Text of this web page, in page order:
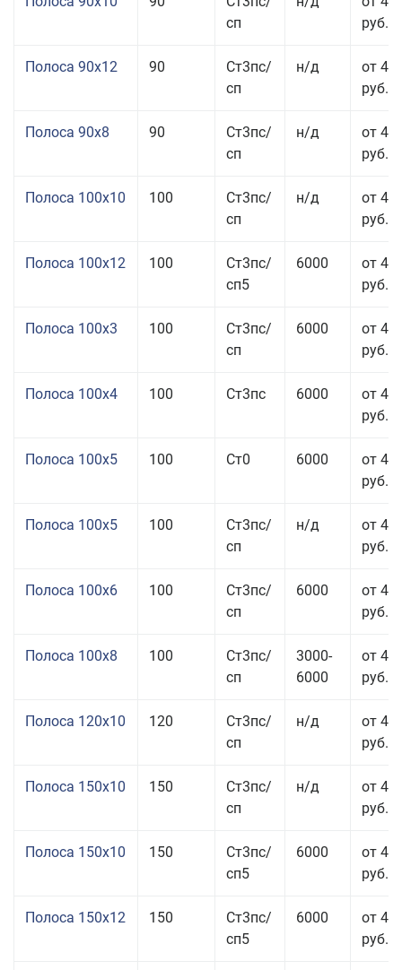
сп
руб.
Полоса 90x12 90
Ст3пс/
сп
н/д
от 42
руб.
Полоса 90x8 90
Ст3пс/
сп
н/д
от 42
руб.
Полоса 100x10 100
Ст3пс/
сп
н/д
от 41
руб.
Полоса 100x12 100
Ст3пс/
сп5
6000
от 45
руб.
Полоса 100x3 100
Ст3пс/
сп
6000
от 46
руб.
Полоса 100x4 100 Ст3пс 6000
от 46
руб.
Полоса 100x5 100 Ст0 6000
от 46
руб.
Полоса 100x5 100
Ст3пс/
сп
н/д
от 46
руб.
Полоса 100x6 100
Ст3пс/
сп
6000
от 46
руб.
Полоса 100x8 100
Ст3пс/
сп
3000-
6000
от 42
руб.
Полоса 120x10 120
Ст3пс/
сп
н/д
от 43
руб.
Полоса 150x10 150
Ст3пс/
сп
н/д
от 43
руб.
Полоса 150x10 150
Ст3пс/
сп5
6000
от 43
руб.
Полоса 150x12 150
Ст3пс/
сп5
6000
от 45
руб.